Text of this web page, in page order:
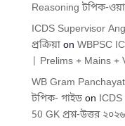
Reasoning টপিক-
ICDS Supervisor
প্রক্রিয়াon WBPSC
| Prelims + Mains +
WB Gram
টপিক- গাইডon ICDS
50 GK প্রশ্ন-উত্তর